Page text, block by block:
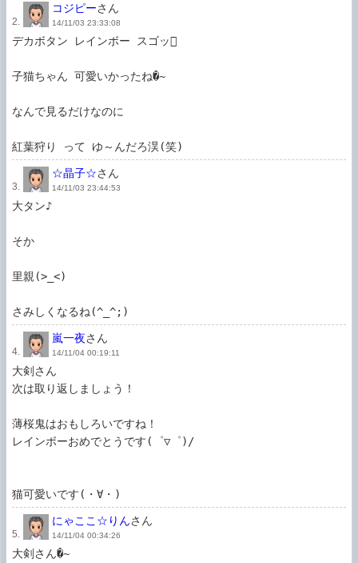
2.
コジピーさん
14/11/03 23:33:08
デカボタン レインボー スゴッ
子猫ちゃん 可愛いかったね�~
なんで見るだけなのに
紅葉狩り って ゆ～んだろ淏(笑)
3.
☆晶子☆さん
14/11/03 23:44:53
大タン♪
そか
里親(>_<)
さみしくなるね(^_^;)
4.
嵐一夜さん
14/11/04 00:19:11
大剣さん
次は取り返しましょう！
薄桜鬼はおもしろいですね！
レインボーおめでとうです(゜▽゜)/
猫可愛いです(・∀・)
5.
にゃここ☆りんさん
14/11/04 00:34:26
大剣さん�~